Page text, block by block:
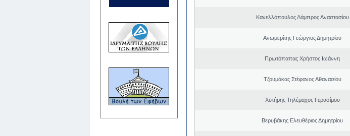
Κανελλόπουλος Λάμπρος Αναστασίου
Ανωμερίτης Γεώργιος Δημητρίου
Πρωτόπαπας Χρήστος Ιωάννη
Τζουμάκας Στέφανος Αθανασίου
Χυτήρης Τηλέμαχος Γερασίμου
Βερυβάκης Ελευθέριος Δημητρίου